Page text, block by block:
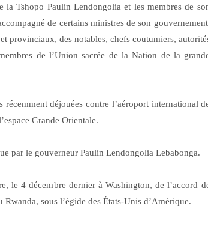
Tshopo Paulin Lendongolia et les membres de
de certains ministres de son
provinciaux, des notables, chefs coutumiers,
de l’Union sacrée de la Nation de la
déjouées contre l’aéroport international
Grande Orientale.
par le gouverneur Paulin Lendongolia Lebabonga.
le 4 décembre dernier à Washington, de l’accord
sous l’égide des États-Unis d’Amérique.